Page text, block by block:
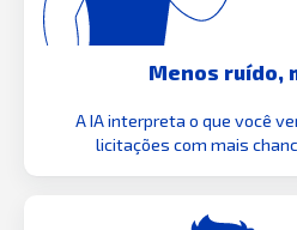
Menos ruído,
A IA interpreta o que você
licitações com mais